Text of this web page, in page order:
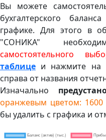
Вы можете
бухгалтерского
графике. Для этого в
"СОНИКА"
самостоятельного
таблице и нажмите на
справа от названия
Изначально
оранжевым цветом: 1600
бы удалить с графика и